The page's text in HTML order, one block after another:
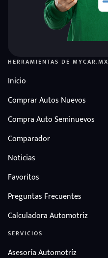
HERRAMIENTAS DE MYCAR.MX
Inicio
Comprar Autos Nuevos
Compra Auto Seminuevos
Comparador
Noticias
Favoritos
Preguntas Frecuentes
Calculadora Automotriz
SERVICIOS
Asesoría Automotríz